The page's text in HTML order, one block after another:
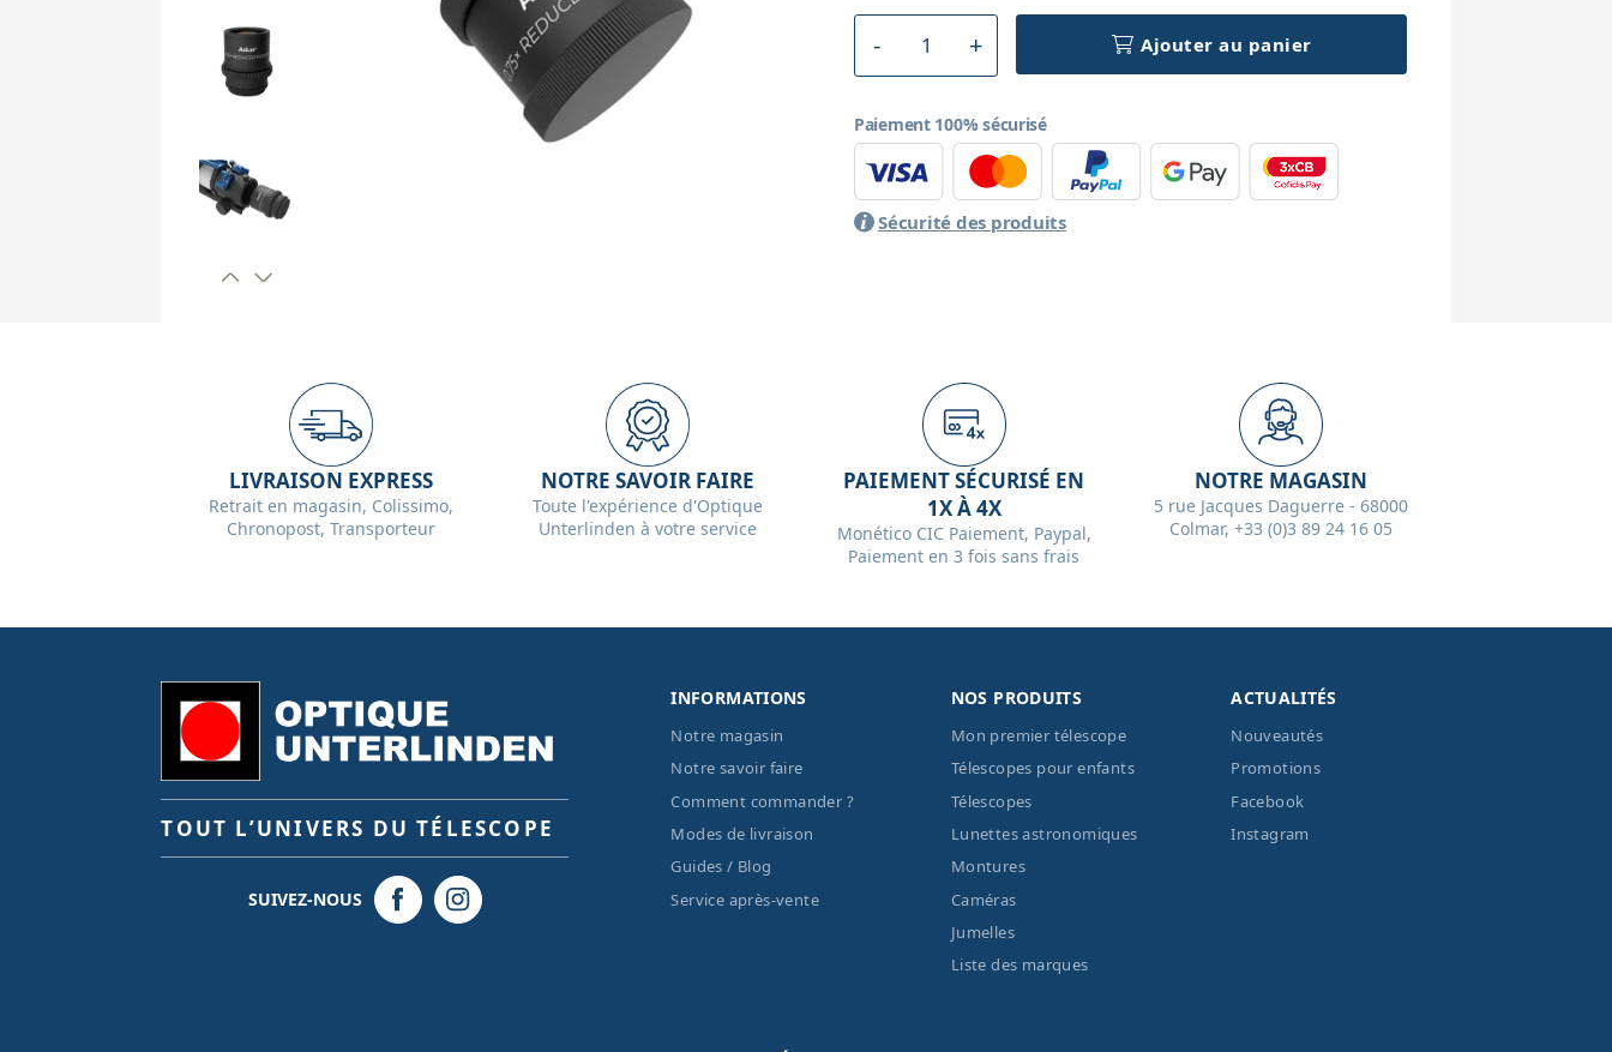
Ajouter au panier
Paiement 100% sécurisé
Sécurité des produits
LIVRAISON EXPRESS
Retrait en magasin, Colissimo,
Chronopost, Transporteur
NOTRE SAVOIR FAIRE
Toute l'expérience d'Optique
Unterlinden à votre service
PAIEMENT SÉCURISÉ EN
1X À 4X
Monético CIC Paiement, Paypal,
Paiement en 3 fois sans frais
NOTRE MAGASIN
5 rue Jacques Daguerre - 68000
Colmar, +33 (0)3 89 24 16 05
TOUT L’UNIVERS DU TÉLESCOPE
SUIVEZ-NOUS
INFORMATIONS
Notre magasin
Notre savoir faire
Comment commander ?
Modes de livraison
Guides / Blog
Service après-vente
NOS PRODUITS
Mon premier télescope
Télescopes pour enfants
Télescopes
Lunettes astronomiques
Montures
Caméras
Jumelles
Liste des marques
ACTUALITÉS
Nouveautés
Promotions
Facebook
Instagram